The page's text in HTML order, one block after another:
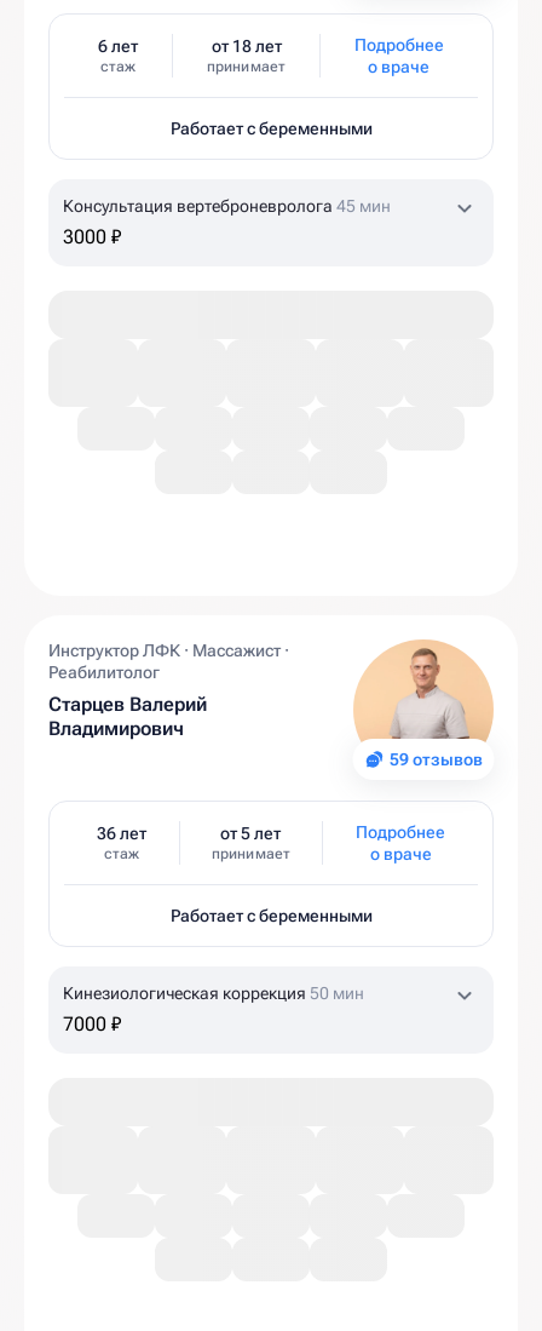
6 лет
стаж
от 18 лет
принимает
Подробнее
о враче
Работает с беременными
Консультация вертеброневролога 45 мин
3000 ₽
59 отзывов
Инструктор ЛФК · Массажист ·
Реабилитолог
Старцев Валерий
Владимирович
36 лет
стаж
от 5 лет
принимает
Подробнее
о враче
Работает с беременными
Кинезиологическая коррекция 50 мин
7000 ₽